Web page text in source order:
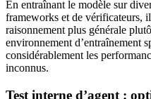
En entraînant le modèle sur
frameworks et de vérificateurs,
raisonnement plus générale
environnement d’entraînement
considérablement les
inconnus.
Test interne d’agent :